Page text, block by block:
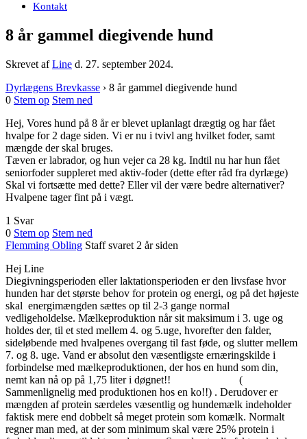
Kontakt
8 år gammel diegivende hund
Skrevet afLine d. 27. september 2024.
Dyrlægens Brevkasse › 8 år gammel diegivende hund
0 Stem op Stem ned
Hej, Vores hund på 8 år er blevet uplanlagt drægtig og har fået
hvalpe for 2 dage siden. Vi er nu i tvivl ang hvilket foder, samt
mængde der skal bruges.
Tæven er labrador, og hun vejer ca 28 kg. Indtil nu har hun fået
seniorfoder suppleret med aktiv-foder (dette efter råd fra dyrlæge)
Skal vi fortsætte med dette? Eller vil der være bedre alternativer?
Hvalpene tager fint på i vægt.
1 Svar
0 Stem op Stem ned
Flemming Obling Staffsvaret 2 år siden
Hej Line
Diegivningsperioden eller laktationsperioden er den livsfase hvor
hunden har det største behov for protein og energi, og på det højeste
skal energimængden sættes op til 2-3 gange normal
vedligeholdelse. Mælkeproduktion når sit maksimum i 3. uge og
holdes der, til et sted mellem 4. og 5.uge, hvorefter den falder,
sideløbende med hvalpenes overgang til fast føde, og slutter mellem
7. og 8. uge. Vand er absolut den væsentligste ernæringskilde i
forbindelse med mælkeproduktionen, der hos en hund som din,
nemt kan nå op på 1,75 liter i døgnet!! (
Sammenlignelig med produktionen hos en ko!!) . Derudover er
mængden af protein særdeles væsentlig og hundemælk indeholder
faktisk mere end dobbelt så meget protein som komælk. Normalt
regner man med, at der som minimum skal være 25% protein i